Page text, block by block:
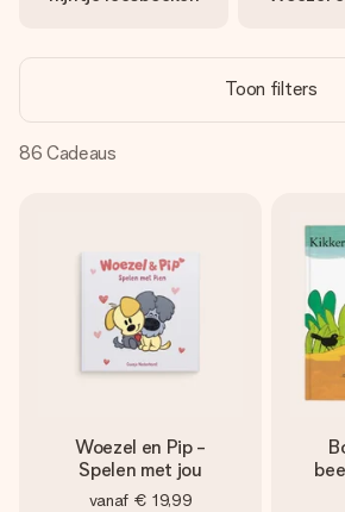
jullie foto of een boodschap die
Toon filters
86 Cadeaus
Woezel en Pip -
Spelen met jou
vanaf € 19,99